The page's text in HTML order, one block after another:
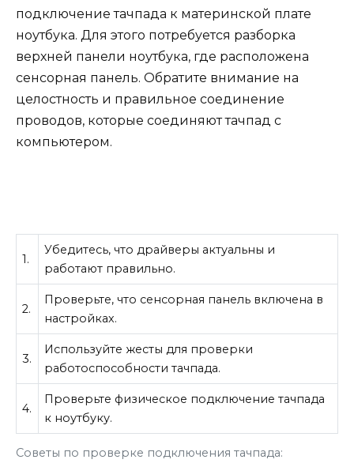
подключение тачпада к материнской плате
ноутбука. Для этого потребуется разборка
верхней панели ноутбука, где расположена
сенсорная панель. Обратите внимание на
целостность и правильное соединение
проводов, которые соединяют тачпад с
компьютером.
Советы по проверке подключения тачпада:
1.
Убедитесь, что драйверы актуальны и
работают правильно.
2.
Проверьте, что сенсорная панель включена в
настройках.
3.
Используйте жесты для проверки
работоспособности тачпада.
4.
Проверьте физическое подключение тачпада
к ноутбуку.